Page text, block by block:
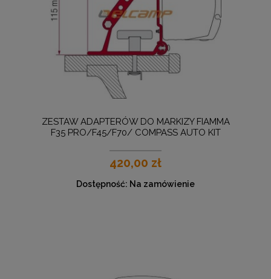
ZESTAW ADAPTERÓW DO MARKIZY FIAMMA
F35 PRO/F45/F70/ COMPASS AUTO KIT
420,00 zł
Dostępność: Na zamówienie